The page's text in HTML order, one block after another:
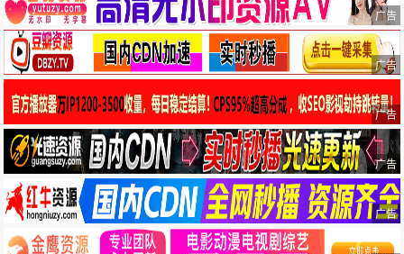
广告
广告
广告
广告
广告